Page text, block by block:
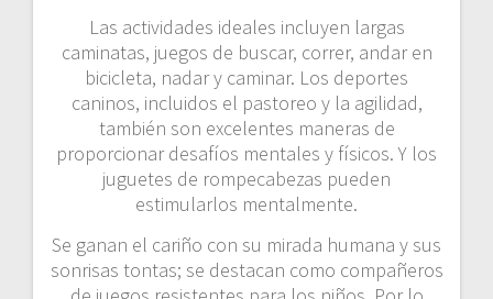
Las actividades ideales incluyen largas
caminatas, juegos de buscar, correr, andar en
bicicleta, nadar y caminar. Los deportes
caninos, incluidos el pastoreo y la agilidad,
también son excelentes maneras de
proporcionar desafíos mentales y físicos. Y los
juguetes de rompecabezas pueden
estimularlos mentalmente.
Se ganan el cariño con su mirada humana y sus
sonrisas tontas; se destacan como compañeros